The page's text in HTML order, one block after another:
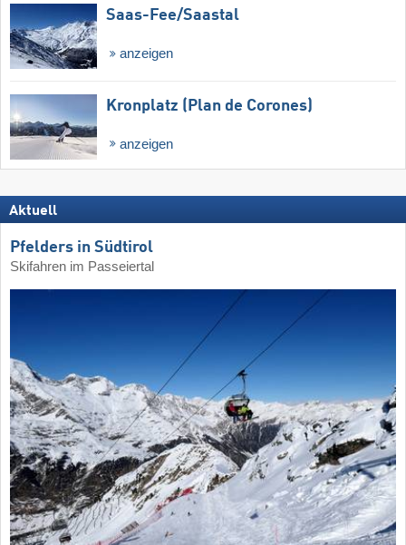
Saas-Fee/​Saastal
anzeigen
Kronplatz (Plan de Corones)
anzeigen
Aktuell
Pfelders in Südtirol
Skifahren im Passeiertal